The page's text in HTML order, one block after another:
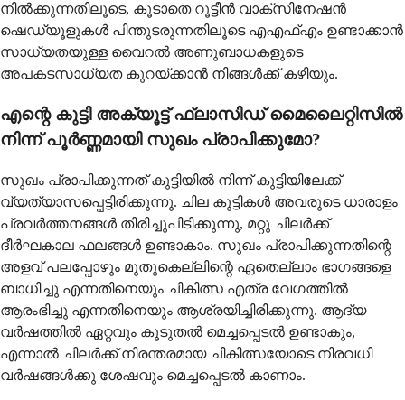
നില്‍ക്കുന്നതിലൂടെ, കൂടാതെ റൂട്ടീന്‍ വാക്സിനേഷന്‍
ഷെഡ്യൂളുകള്‍ പിന്തുടരുന്നതിലൂടെ എഎഫ്എം ഉണ്ടാക്കാന്‍
സാധ്യതയുള്ള വൈറല്‍ അണുബാധകളുടെ
അപകടസാധ്യത കുറയ്ക്കാന്‍ നിങ്ങള്‍ക്ക് കഴിയും.
എന്റെ കുട്ടി അക്യൂട്ട് ഫ്ലാസിഡ് മൈലൈറ്റിസില്‍
നിന്ന് പൂര്‍ണ്ണമായി സുഖം പ്രാപിക്കുമോ?
സുഖം പ്രാപിക്കുന്നത് കുട്ടിയില്‍ നിന്ന് കുട്ടിയിലേക്ക്
വ്യത്യാസപ്പെട്ടിരിക്കുന്നു. ചില കുട്ടികള്‍ അവരുടെ ധാരാളം
പ്രവര്‍ത്തനങ്ങള്‍ തിരിച്ചുപിടിക്കുന്നു, മറ്റു ചിലര്‍ക്ക്
ദീര്‍ഘകാല ഫലങ്ങള്‍ ഉണ്ടാകാം. സുഖം പ്രാപിക്കുന്നതിന്റെ
അളവ് പലപ്പോഴും മുതുകെല്ലിന്റെ ഏതെല്ലാം ഭാഗങ്ങളെ
ബാധിച്ചു എന്നതിനെയും ചികിത്സ എത്ര വേഗത്തില്‍
ആരംഭിച്ചു എന്നതിനെയും ആശ്രയിച്ചിരിക്കുന്നു. ആദ്യ
വര്‍ഷത്തില്‍ ഏറ്റവും കൂടുതല്‍ മെച്ചപ്പെടല്‍ ഉണ്ടാകും,
എന്നാല്‍ ചിലര്‍ക്ക് നിരന്തരമായ ചികിത്സയോടെ നിരവധി
വര്‍ഷങ്ങള്‍ക്കു ശേഷവും മെച്ചപ്പെടല്‍ കാണാം.